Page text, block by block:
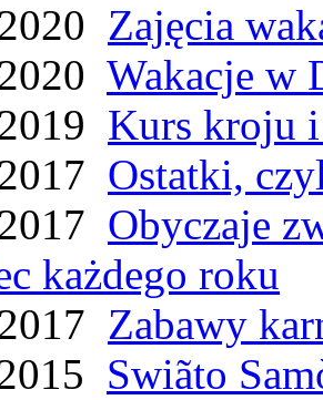
Zajęcia
Wakacje w
Kurs kroju i
Ostatki,
Obyczaje
każdego roku
Zabawy
Swiãto